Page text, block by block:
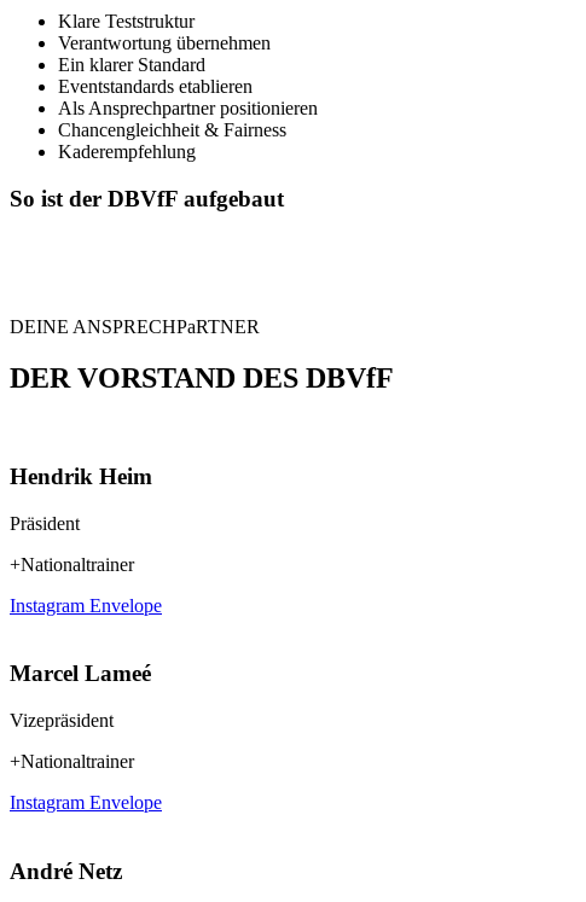
Klare Teststruktur
Verantwortung übernehmen
Ein klarer Standard
Eventstandards etablieren
Als Ansprechpartner positionieren
Chancengleichheit & Fairness
Kaderempfehlung
So ist der DBVfF aufgebaut
DEINE ANSPRECHPaRTNER
DER VORSTAND DES DBVfF
Hendrik Heim
Präsident
+Nationaltrainer
Instagram Envelope
Marcel Lameé
Vizepräsident
+Nationaltrainer
Instagram Envelope
André Netz